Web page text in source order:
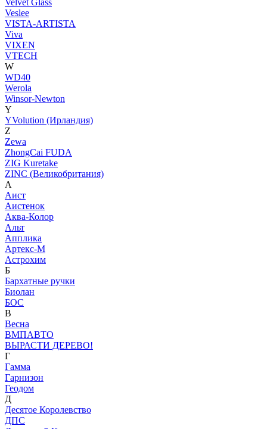
Velvet Glass
Veslee
VISTA-ARTISTA
Viva
VIXEN
VTECH
W
WD40
Werola
Winsor-Newton
Y
YVolution (Ирландия)
Z
Zewa
ZhongCai FUDA
ZIG Kuretake
ZINC (Великобритания)
А
Аист
Аистенок
Аква-Колор
Альт
Апплика
Артекс-М
Астрохим
Б
Бархатные ручки
Биолан
БОС
В
Весна
ВМПАВТО
ВЫРАСТИ ДЕРЕВО!
Г
Гамма
Гарнизон
Геодом
Д
Десятое Королевство
ДПС